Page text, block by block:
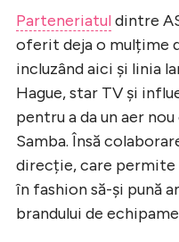
Creează
Parteneriatuldintre
oferit deja o mulțime
incluzând aici și linia
Hague, star TV și
pentru a da un aer
Samba. Însă
direcție, care
în fashion să-și pună
brandului de